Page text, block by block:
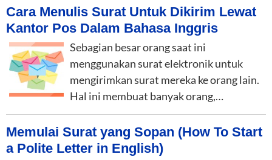
Cara Menulis Surat Untuk Dikirim Lewat
Kantor Pos Dalam Bahasa Inggris
Sebagian besar orang saat ini
menggunakan surat elektronik untuk
mengirimkan surat mereka ke orang lain.
Hal ini membuat banyak orang,…
Memulai Surat yang Sopan (How To Start
a Polite Letter in English)